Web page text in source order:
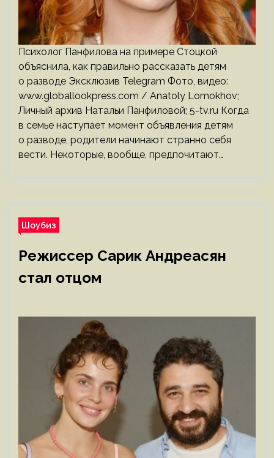
Психолог Панфилова на примере Стоцкой
объяснила, как правильно рассказать детям
о разводе Эксклюзив Telegram Фото, видео:
www.globallookpress.com / Anatoly Lomokhov;
Личный архив Натальи Панфиловой; 5-tv.ru Когда
в семье наступает момент объявления детям
о разводе, родители начинают странно себя
вести. Некоторые, вообще, предпочитают…
Шоубиз
Режиссер Сарик Андреасян
стал отцом